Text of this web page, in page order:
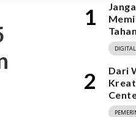
1
DIGITAL
2
Dari